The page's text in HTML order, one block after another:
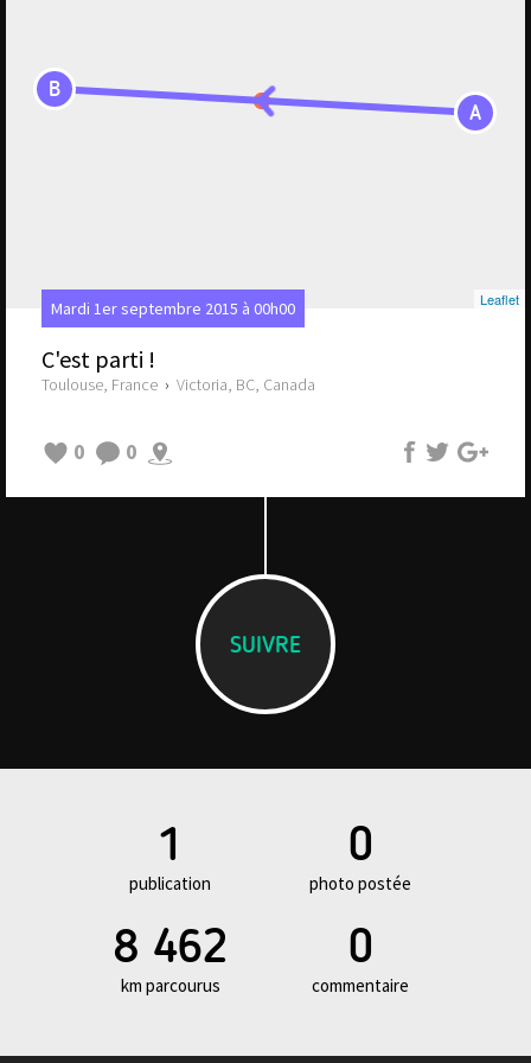
A
B
Leaflet
Mardi 1er septembre 2015 à 00h00
C'est parti !
Toulouse, France › Victoria, BC, Canada
0 0
SUIVRE
1
publication
0
photo postée
8 462
km parcourus
0
commentaire